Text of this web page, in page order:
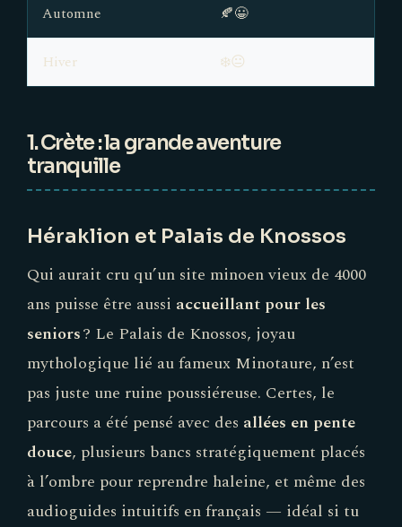
Automne 🍂😀
Hiver ❄️😐
1. Crète : la grande aventure
tranquille
Héraklion et Palais de Knossos
Qui aurait cru qu’un site minoen vieux de 4000
ans puisse être aussi accueillant pour les
seniors? Le Palais de Knossos, joyau
mythologique lié au fameux Minotaure, n’est
pas juste une ruine poussiéreuse. Certes, le
parcours a été pensé avec des allées en pente
douce, plusieurs bancs stratégiquement placés
à l’ombre pour reprendre haleine, et même des
audioguides intuitifs en français — idéal si tu